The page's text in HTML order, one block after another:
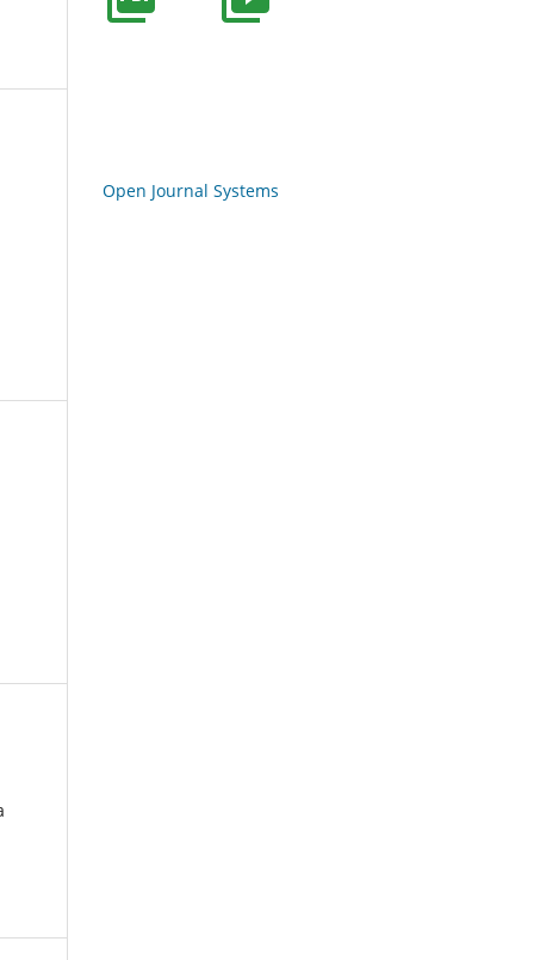
Open Journal Systems